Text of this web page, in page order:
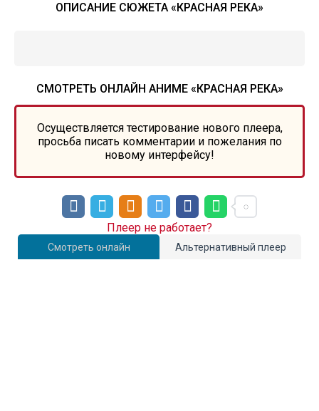
ОПИСАНИЕ СЮЖЕТА «КРАСНАЯ РЕКА»
СМОТРЕТЬ ОНЛАЙН АНИМЕ «КРАСНАЯ РЕКА»
Осуществляется тестирование нового плеера,
просьба писать комментарии и пожелания по
новому интерфейсу!
Смотреть онлайн Альтернативный плеер
Плеер не работает?